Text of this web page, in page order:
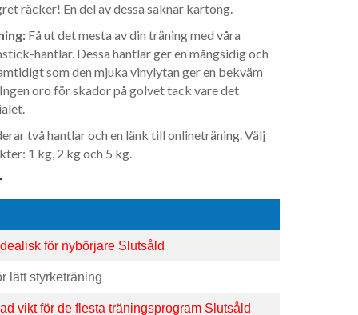
räcker! En del av dessa saknar kartong.
Få ut det mesta av din träning med våra
hantlar. Dessa hantlar ger en mångsidig och
som den mjuka vinylytan ger en bekväm
oro för skador på golvet tack vare det
två hantlar och en länk till onlineträning. Välj
1 kg, 2 kg och 5 kg.
för nybörjare Slutsåld
lätt styrketräning
vikt för de flesta träningsprogram Slutsåld